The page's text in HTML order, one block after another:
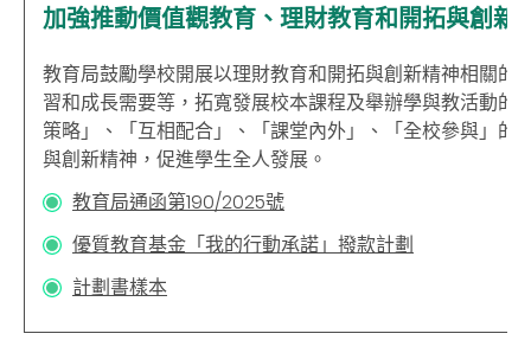
加強推動價值觀教育、理財教育和開拓與創新
教育局鼓勵學校開展以理財教育和開拓與創新精神相關的
習和成長需要等，拓寬發展校本課程及舉辦學與教活動
策略」、「互相配合」、「課堂內外」、「全校參與」
與創新精神，促進學生全人發展。
教育局通函第190/2025號
優質教育基金「我的行動承諾」撥款計劃
計劃書樣本